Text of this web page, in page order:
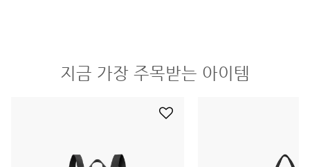
지금 가장 주목받는 아이템